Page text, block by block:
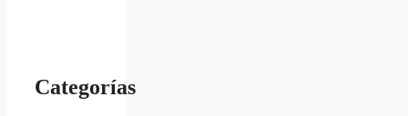
Categorías